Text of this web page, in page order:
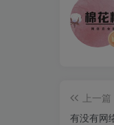
上一篇
有没有网